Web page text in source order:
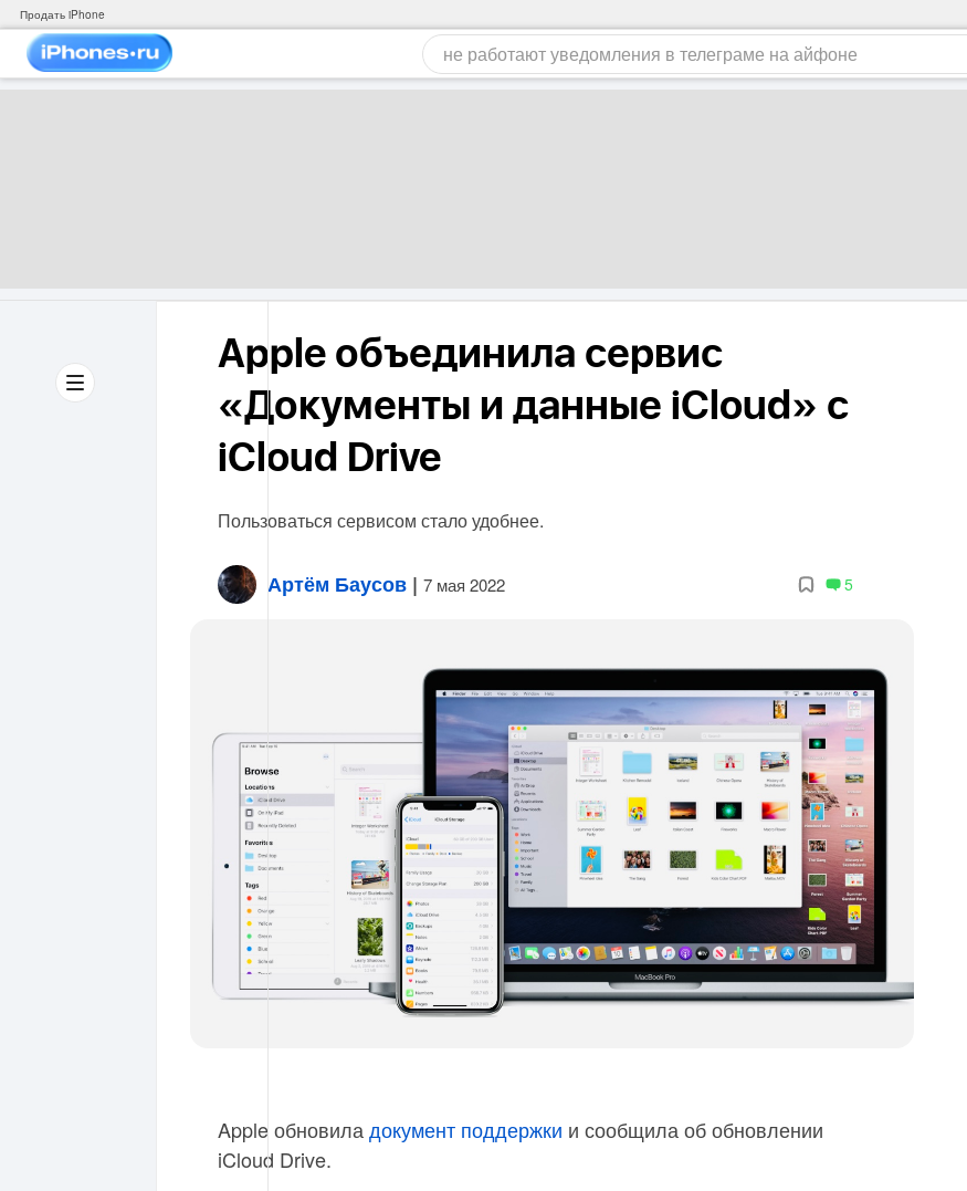
Продать iPhone
Apple объединила сервис
«Документы и данные iCloud» с
iCloud Drive
Пользоваться сервисом стало удобнее.
Артём Баусов | 7 мая 2022 5
Apple обновила документ поддержки и сообщила об обновлении
iCloud Drive.